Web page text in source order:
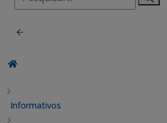
por:
Informativos